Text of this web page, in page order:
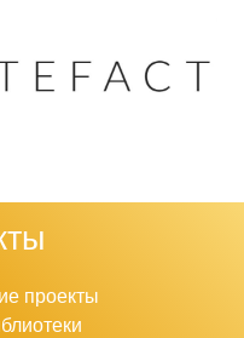
проекты